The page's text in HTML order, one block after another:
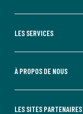
LES SERVICES
À PROPOS DE NOUS
LES SITES PARTENAIRES